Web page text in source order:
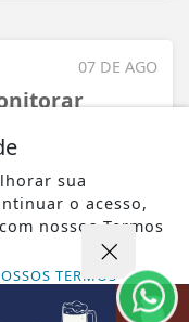
07 DE AGO
sua
o acesso,
nossos Termos
TERMOS